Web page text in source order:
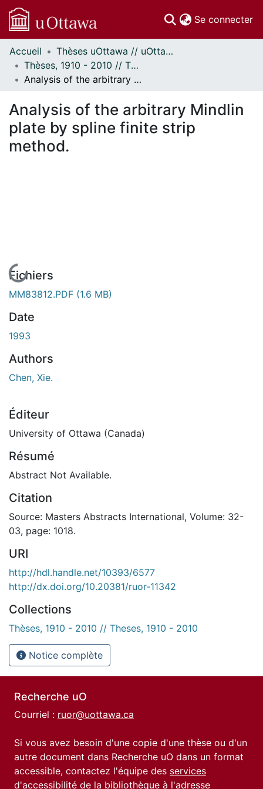
Se connecter
Communautés
et collections
Parcourir
À propos
Accueil
Thèses uOttawa // uOttawa Theses
Thèses, 1910 - 2010 // Theses, 1910 - 2010
Analysis of the arbitrary Mindlin plate by spline finite strip method.
Analysis of the arbitrary Mindlin
plate by spline finite strip
method.
En cours de chargement...
Fichiers
MM83812.PDF (1.6 MB)
Date
1993
Authors
Chen, Xie.
Éditeur
University of Ottawa (Canada)
Résumé
Abstract Not Available.
Citation
Source: Masters Abstracts International, Volume: 32-
03, page: 1018.
URI
http://hdl.handle.net/10393/6577
http://dx.doi.org/10.20381/ruor-11342
Collections
Thèses, 1910 - 2010 // Theses, 1910 - 2010
Notice complète
Recherche uO
Courriel : ruor@uottawa.ca
Si vous avez besoin d'une copie d'une thèse ou d'un
autre document dans Recherche uO dans un format
accessible, contactez l'équipe des services
d'accessibilité de la bibliothèque à l'adresse